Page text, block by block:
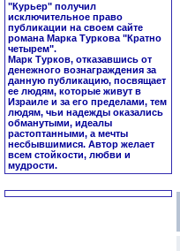
"Курьер" получил
исключительное право
публикации на своем сайте
романа Марка Туркова "Кратно
четырем".
Марк Турков, отказавшись от
денежного вознаграждения за
данную публикацию, посвящает
ее людям, которые живут в
Израиле и за его пределами, тем
людям, чьи надежды оказались
обманутыми, идеалы
растоптанными, а мечты
несбывшимися. Автор желает
всем стойкости, любви и
мудрости.